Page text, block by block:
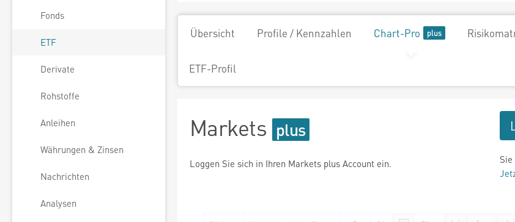
Fonds
ETF
Derivate
Rohstoffe
Anleihen
Währungen & Zinsen
Nachrichten
Analysen
Übersicht Profile / Kennzahlen Chart-Pro
ETF-Profil
Markets
Loggen Sie sich in Ihren Markets plus Account ein.